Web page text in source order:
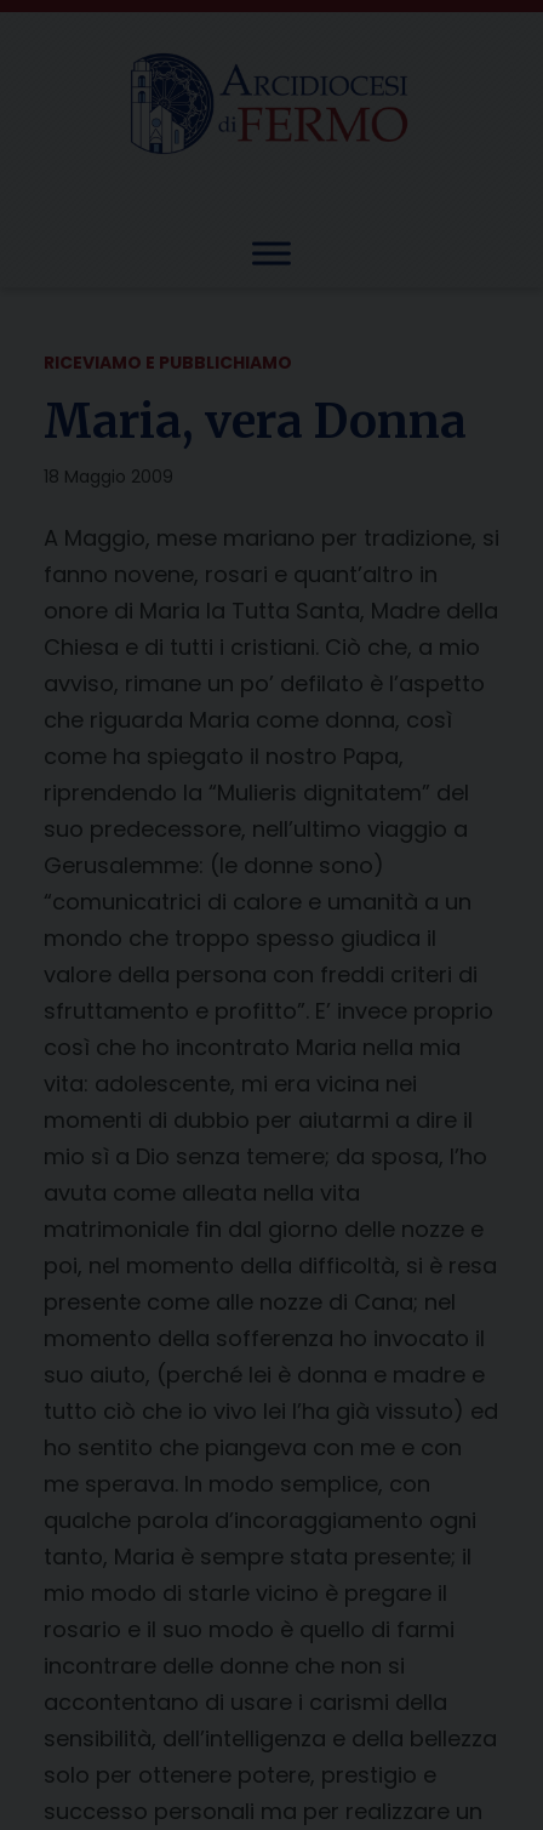
Skip
RICEVIAMO E PUBBLICHIAMO
Maria, vera Donna
18 Maggio 2009
A Maggio, mese mariano per tradizione, si
fanno novene, rosari e quant’altro in
onore di Maria la Tutta Santa, Madre della
Chiesa e di tutti i cristiani. Ciò che, a mio
avviso, rimane un po’ defilato è l’aspetto
che riguarda Maria come donna, così
come ha spiegato il nostro Papa,
riprendendo la “Mulieris dignitatem” del
suo predecessore, nell’ultimo viaggio a
Gerusalemme: (le donne sono)
“comunicatrici di calore e umanità a un
mondo che troppo spesso giudica il
valore della persona con freddi criteri di
sfruttamento e profitto”. E’ invece proprio
così che ho incontrato Maria nella mia
vita: adolescente, mi era vicina nei
momenti di dubbio per aiutarmi a dire il
mio sì a Dio senza temere; da sposa, l’ho
avuta come alleata nella vita
matrimoniale fin dal giorno delle nozze e
poi, nel momento della difficoltà, si è resa
presente come alle nozze di Cana; nel
momento della sofferenza ho invocato il
suo aiuto, (perché lei è donna e madre e
tutto ciò che io vivo lei l’ha già vissuto) ed
ho sentito che piangeva con me e con
me sperava. In modo semplice, con
qualche parola d’incoraggiamento ogni
tanto, Maria è sempre stata presente; il
mio modo di starle vicino è pregare il
rosario e il suo modo è quello di farmi
incontrare delle donne che non si
accontentano di usare i carismi della
sensibilità, dell’intelligenza e della bellezza
solo per ottenere potere, prestigio e
successo personali ma per realizzare un